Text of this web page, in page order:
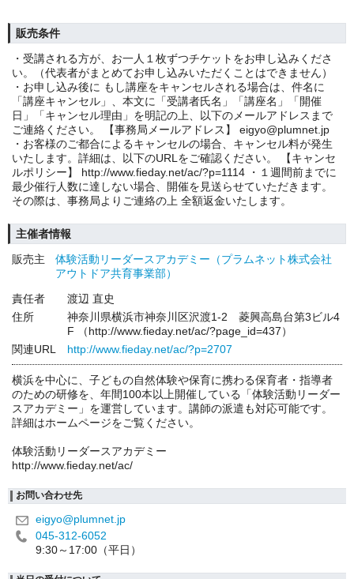
販売条件
・受講される方が、お一人１枚ずつチケットをお申し込みくださ
い。（代表者がまとめてお申し込みいただくことはできません）
・お申し込み後に もし講座をキャンセルされる場合は、件名に
「講座キャンセル」、本文に「受講者氏名」「講座名」「開催
日」「キャンセル理由」を明記の上、以下のメールアドレスまで
ご連絡ください。 【事務局メールアドレス】 eigyo@plumnet.jp
・お客様のご都合によるキャンセルの場合、キャンセル料が発生
いたします。詳細は、以下のURLをご確認ください。 【キャンセ
ルポリシー】 http://www.fieday.net/ac/?p=1114 ・１週間前までに
最少催行人数に達しない場合、開催を見送らせていただきます。
その際は、事務局よりご連絡の上 全額返金いたします。
主催者情報
販売主
体験活動リーダースアカデミー（プラムネット株式会社
アウトドア共育事業部）
責任者
渡辺 直史
住所
神奈川県横浜市神奈川区沢渡1-2 菱興高島台第3ビル4
F （http://www.fieday.net/ac/?page_id=437）
関連URL
http://www.fieday.net/ac/?p=2707
横浜を中心に、子どもの自然体験や保育に携わる保育者・指導者
のための研修を、年間100本以上開催している「体験活動リーダー
スアカデミー」を運営しています。講師の派遣も対応可能です。
詳細はホームページをご覧ください。
体験活動リーダースアカデミー
http://www.fieday.net/ac/
お問い合わせ先
eigyo@plumnet.jp
045-312-6052
9:30～17:00（平日）